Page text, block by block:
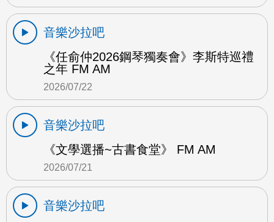
音樂沙拉吧
《任俞仲2026鋼琴獨奏會》李斯特巡禮
之年 FM AM
2026/07/22
音樂沙拉吧
《文學選播~古書食堂》 FM AM
2026/07/21
音樂沙拉吧